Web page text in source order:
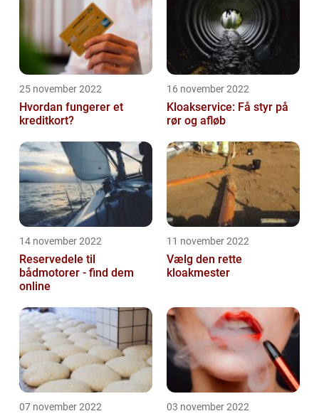
25 november 2022
Hvordan fungerer et
kreditkort?
16 november 2022
Kloakservice: Få styr på
rør og afløb
14 november 2022
Reservedele til
bådmotorer - find dem
online
11 november 2022
Vælg den rette
kloakmester
07 november 2022 03 november 2022